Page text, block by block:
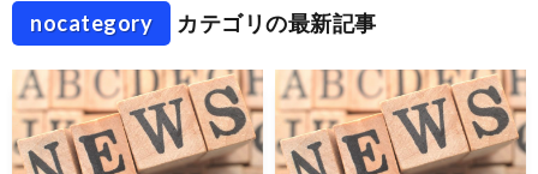
nocategory カテゴリの最新記事